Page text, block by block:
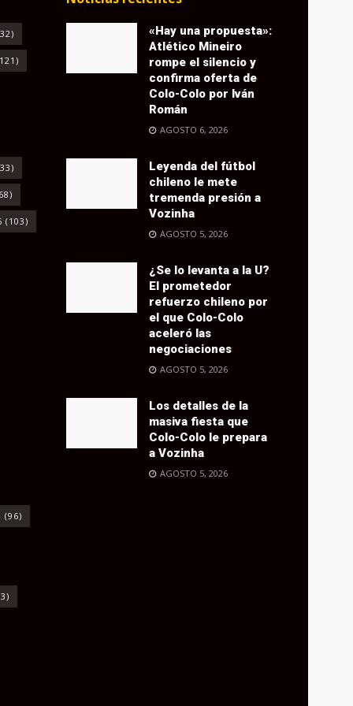
(103)
(96)
«Hay una propuesta»:
Atlético Mineiro
rompe el silencio y
confirma oferta de
Colo-Colo por Iván
Román
AGOSTO 6, 2026
Leyenda del fútbol
chileno le mete
tremenda presión a
Vozinha
AGOSTO 5, 2026
¿Se lo levanta a la U?
El prometedor
refuerzo chileno por
el que Colo-Colo
aceleró las
negociaciones
AGOSTO 5, 2026
Los detalles de la
masiva fiesta que
Colo-Colo le prepara
a Vozinha
AGOSTO 5, 2026